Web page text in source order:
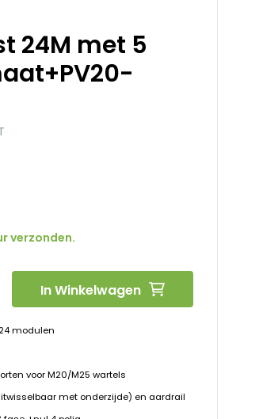
24M met 5
verzonden.
In Winkelwagen
modulen
voor M20/M25 wartels
met onderzijde) en aardrail